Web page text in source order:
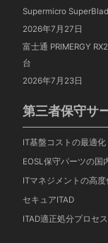
Supermicro
2026年7月27日
富士通 PRIMERGY
台
2026年7月23日
第三者保守サ
IT基盤コストの最適化
EOSL保守パーツの国
ITマネジメントの高度
セキュアITAD
ITAD適正処分プロセス